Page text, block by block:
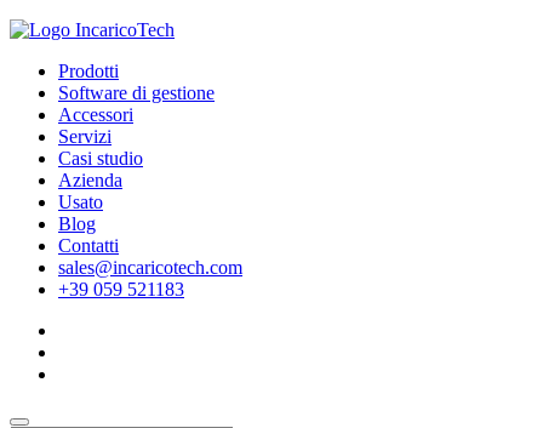
Prodotti
Software di gestione
Accessori
Servizi
Casi studio
Azienda
Usato
Blog
Contatti
sales@incaricotech.com
+39 059 521183